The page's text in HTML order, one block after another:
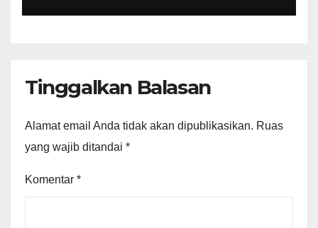
Perundang-undangan
Tinggalkan Balasan
Alamat email Anda tidak akan dipublikasikan. Ruas
yang wajib ditandai *
Komentar *